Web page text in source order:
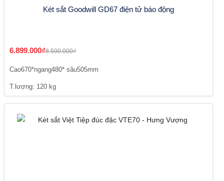
Két sắt Goodwill GD67 điện tử báo động
6.899.000₫8.500.000₫
Cao670*ngang480* sâu505mm
T.lượng: 120 kg